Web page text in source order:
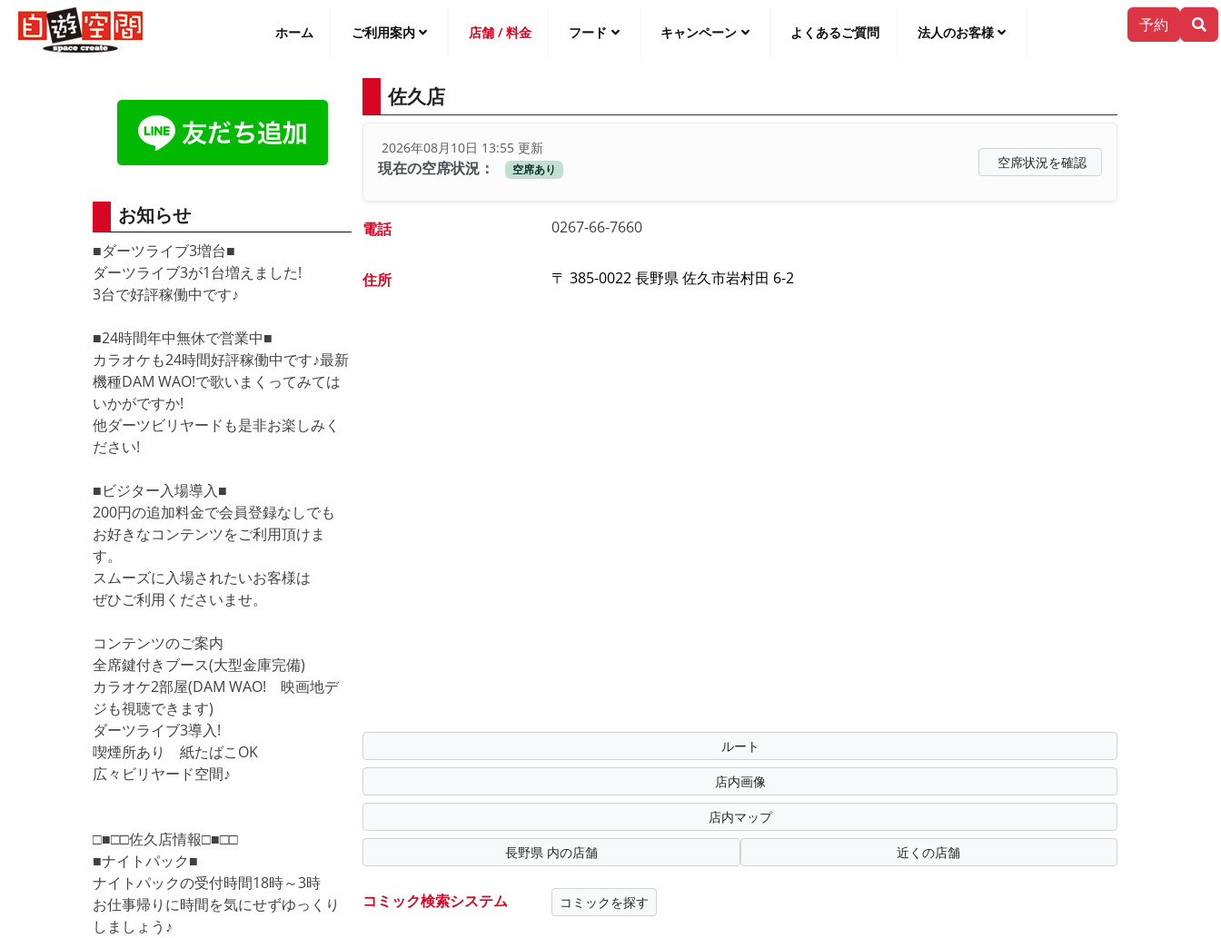
Skip
content
予約
ホーム ご利用案内 店舗 / 料金 フード キャンペーン よくあるご質問 法人のお客様
佐久店
2026年08月10日 13:55 更新
現在の空席状況： 空席あり 空席状況を確認
電話 0267-66-7660
住所 〒 385-0022 長野県 佐久市岩村田 6-2
ルート
店内画像
店内マップ
長野県 内の店舗 近くの店舗
コミック検索システム コミックを探す
お知らせ
■ダーツライブ3増台■
ダーツライブ3が1台増えました!
3台で好評稼働中です♪
■24時間年中無休で営業中■
カラオケも24時間好評稼働中です♪最新
機種DAM WAO!で歌いまくってみては
いかがですか!
他ダーツビリヤードも是非お楽しみく
ださい!
■ビジター入場導入■
200円の追加料金で会員登録なしでも
お好きなコンテンツをご利用頂けま
す。
スムーズに入場されたいお客様は
ぜひご利用くださいませ。
コンテンツのご案内
全席鍵付きブース(大型金庫完備)
カラオケ2部屋(DAM WAO! 映画地デ
ジも視聴できます)
ダーツライブ3導入!
喫煙所あり 紙たばこOK
広々ビリヤード空間♪
□■□□佐久店情報□■□□
■ナイトパック■
ナイトパックの受付時間18時～3時
お仕事帰りに時間を気にせずゆっくり
しましょう♪
English 中文（繁